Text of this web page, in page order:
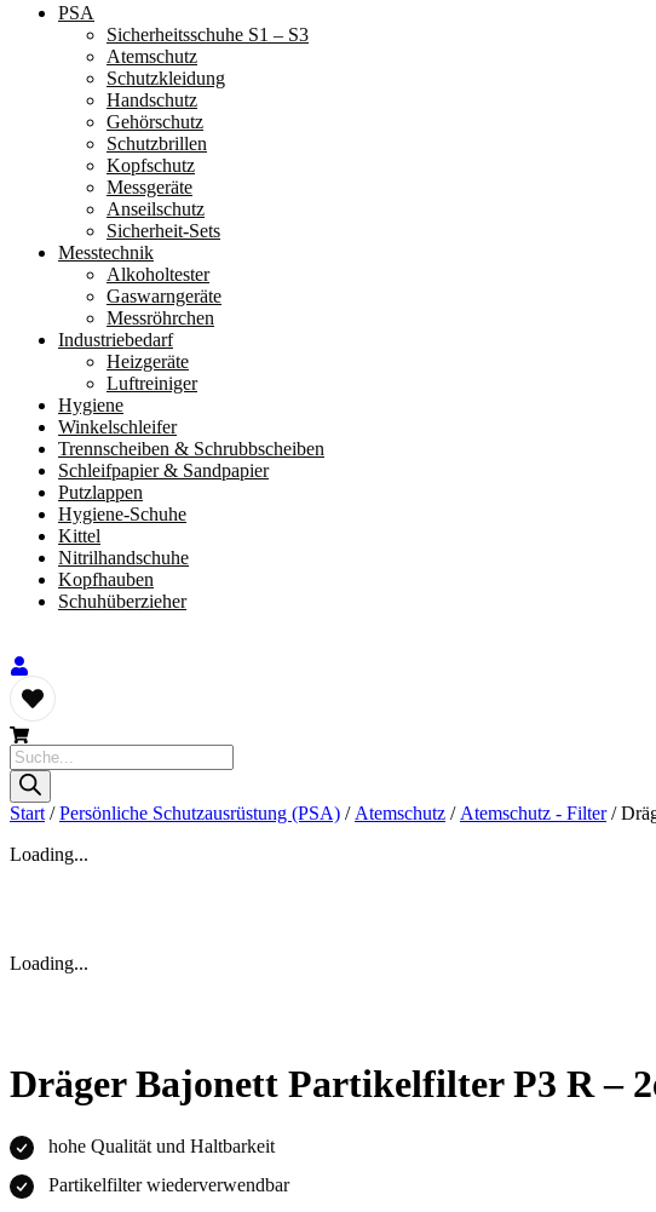
PSA
Sicherheitsschuhe S1 – S3
Atemschutz
Schutzkleidung
Handschutz
Gehörschutz
Schutzbrillen
Kopfschutz
Messgeräte
Anseilschutz
Sicherheit-Sets
Messtechnik
Alkoholtester
Gaswarngeräte
Messröhrchen
Industriebedarf
Heizgeräte
Luftreiniger
Hygiene
Winkelschleifer
Trennscheiben & Schrubbscheiben
Schleifpapier & Sandpapier
Putzlappen
Hygiene-Schuhe
Kittel
Nitrilhandschuhe
Kopfhauben
Schuhüberzieher
Products
search
Start /Persönliche Schutzausrüstung (PSA) / Atemschutz / Atemschutz - Filter/
Loading...
Loading...
Dräger Bajonett Partikelfilter P3 R –
hohe Qualität und Haltbarkeit
Partikelfilter wiederverwendbar